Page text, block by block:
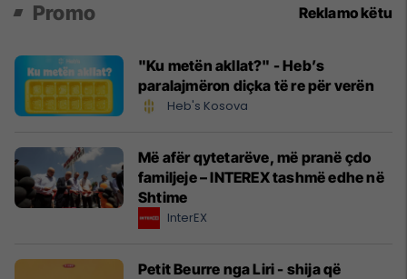
Promo Reklamo këtu
"Ku metën akllat?" - Heb’s
paralajmëron diçka të re për verën
Heb's Kosova
Më afër qytetarëve, më pranë çdo
familjeje – INTEREX tashmë edhe në
Shtime
InterEX
Petit Beurre nga Liri - shija që